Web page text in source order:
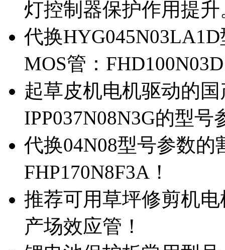
灯控制器保护作用提升
代换
MOS管：
起草皮机电机驱动的
IPP037N08N3G的型号
代换04N08型号参数
FHP170N8F3A！
推荐可用草坪修剪机电
产场效应管！